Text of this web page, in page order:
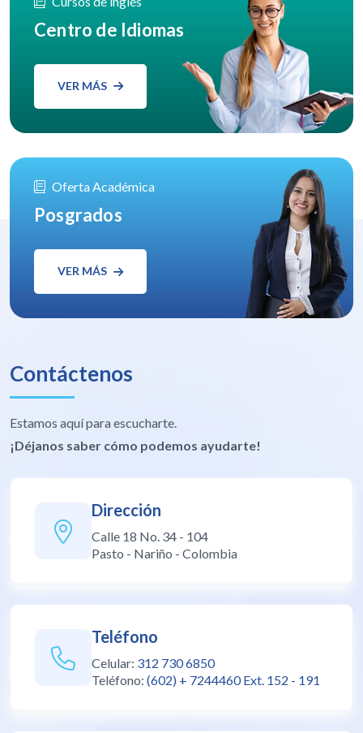
Centro de Idiomas
VER MÁS
Oferta Académica
Posgrados
VER MÁS
Contáctenos
Estamos aquí para escucharte.
¡Déjanos saber cómo podemos ayudarte!
Dirección
Calle 18 No. 34 - 104
Pasto - Nariño - Colombia
Teléfono
Celular: 312 730 6850
Teléfono: (602) + 7244460 Ext. 152 - 191